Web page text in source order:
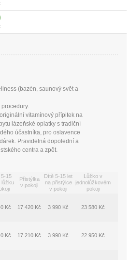
(bazén, saunový svět a
vitamínový přípitek na
lázeňské oplatky s tradiční
účastníka, pro oslavence
Pravidelná dopolední a
centra a zpět.
5-15
lůžku
Přistýlka
v pokoji
Dítě 5-15 let
na přistýlce
v pokoji
Lůžko v
jednolůžkovém
pokoji
Kč 17 420 Kč 3 990 Kč 23 580 Kč
Kč 17 210 Kč 3 990 Kč 22 950 Kč